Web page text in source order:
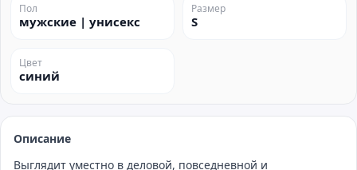
Пол
мужские | унисекс
Размер
S
Цвет
синий
Описание
Выглядит уместно в деловой, повседневной и